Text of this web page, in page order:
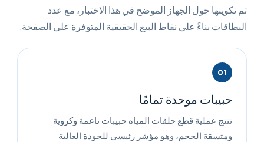
تم تكوينها حول الجهاز الموضح في هذا الاختبار، مع عدد
البطاقات بناءً على نقاط البيع الحقيقية المتوفرة على الصفحة.
01
حبيبات موحدة تمامًا
تنتج عملية قطع حلقات المياه حبيبات ناعمة وكروية
ومتسقة الحجم، وهو مؤشر رئيسي للجودة العالية